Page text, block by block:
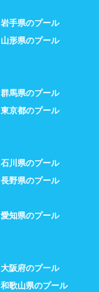
岩手県のプール
山形県のプール
群馬県のプール
東京都のプール
石川県のプール
長野県のプール
愛知県のプール
大阪府のプール
和歌山県のプール